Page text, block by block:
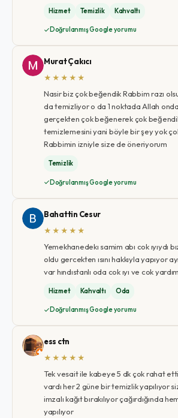
Hizmet Temizlik Kahvaltı
Doğrulanmış Google yorumu
Murat Çakıcı
★★★★★
Nasir biz çok beğendik Rabbim razı
da temizliyor o da 1 noktada Allah
gerçekten çok beğenerek çok
temizlemesini yani böyle bir şey yok
Rabbimin izniyle size de öneriyorum
Temizlik
Doğrulanmış Google yorumu
Bahattin Cesur
★★★★★
Yemekhanedekı samim abı cok ıyıydı
oldu gercekten ısını hakkıyla yapıyor
var hındıstanlı oda cok ıyı ve cok
Hizmet Kahvaltı Oda
Doğrulanmış Google yorumu
ess ctn
★★★★★
Tek vesait ile kabeye 5 dk çok rahat
vardı her 2 güne bir temizlik yapılıyor
imzalı kağıt bırakılıyor çağırdığında
yapılıyor